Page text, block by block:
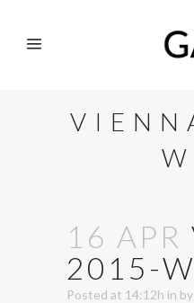
16 APR
2015-
Posted at 14:12h in by